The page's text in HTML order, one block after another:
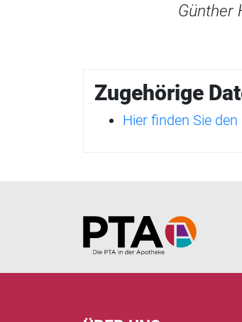
Günther
Zugehörige
Hier finden Sie
Home